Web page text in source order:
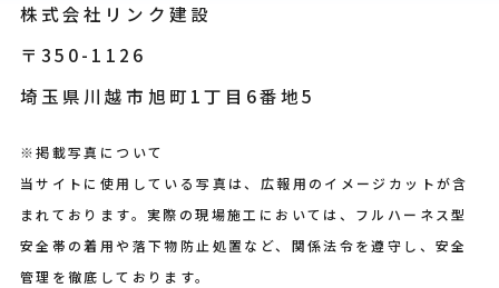
株式会社リンク建設
〒350-1126
埼玉県川越市旭町1丁目6番地5
※掲載写真について
当サイトに使用している写真は、広報用のイメージカットが含
まれております。実際の現場施工においては、フルハーネス型
安全帯の着用や落下物防止処置など、関係法令を遵守し、安全
管理を徹底しております。